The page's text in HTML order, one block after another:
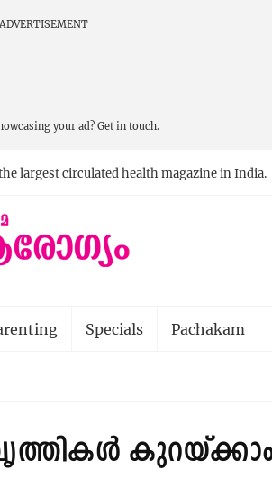
ADVERTISEMENT
your ad? Get in touch.
largest circulated health magazine in India.
Specials Pachakam